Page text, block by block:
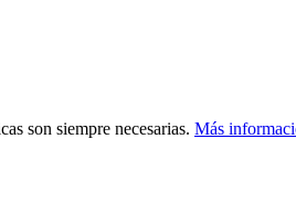
son siempre necesarias. Más